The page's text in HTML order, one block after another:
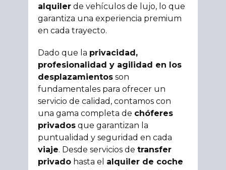
alquiler de vehículos de lujo, lo que
garantiza una experiencia premium
en cada trayecto.
Dado que la privacidad,
profesionalidad y agilidad en los
desplazamientos son
fundamentales para ofrecer un
servicio de calidad, contamos con
una gama completa de chóferes
privados que garantizan la
puntualidad y seguridad en cada
viaje. Desde servicios detransfer
privado hasta el alquiler de coche